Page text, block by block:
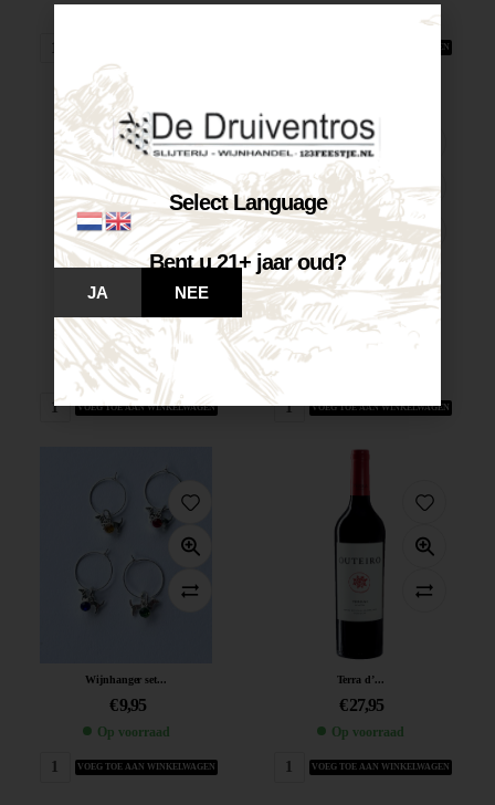
VOEG TOE AAN WINKELWAGEN
Castelnuovo Pinot...
€7,25
Op voorraad
VOEG TOE AAN WINKELWAGEN
Castelnuovo Chardonnay...
VOEG TOE AAN WINKELWAGEN
Wijnhanger set...
€9,95
Op voorraad
VOEG TOE AAN WINKELWAGEN
Terra d’...
€27,95
Op voorraad
VOEG TOE AAN WINKELWAGEN
Select Language
Bent u 21+ jaar oud?
JA NEE